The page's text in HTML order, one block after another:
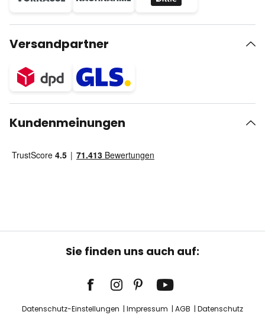
Versandpartner
Kundenmeinungen
Sie finden uns auch auf:
Datenschutz-Einstellungen Impressum AGB Datenschutz